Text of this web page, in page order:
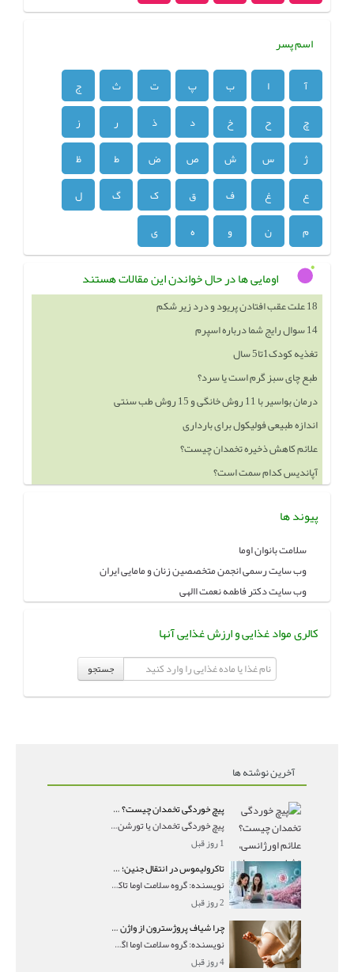
اسم پسر
آ ا ب پ ت ث
ج
چ
ح خ د ذ ر
ز
ژ
س ش ص ض ط
ظ
ع
غ ف ق ک گ
ل
م
ن و ه ی
اومایی ها در حال خواندن این مقالات هستند
14 سوال رایج شما درباره اسپرم
تغذیه کودک1تا5 سال
طبع چای سبز گرم است یا سرد؟
درمان بواسیر با 11 روش خانگی و 15 روش طب سنتی
اندازه طبیعی فولیکول برای بارداری
علائم کاهش ذخیره تخمدان چیست؟
آپاندیس کدام سمت است؟
خوردن چه چيزهايي باعث بزرگ شدن سينه ميشود
پیوند ها
سلامت بانوان اوما
وب سایت رسمی انجمن متخصصین زنان و مامایی ایران
وب سایت دکتر فاطمه نعمت االهی
کالری مواد غذایی و ارزش غذایی آنها
جستجو
آخرین نوشته ها
پیچ خوردگی تخمدان چیست؟ علائم اورژانسی، تشخیص و درمان تورشن تخمدان
پیچ خوردگی تخمدان یا تورشن تخمدان زمانی رخ می‌ده
1 روز قبل
تاکرولیموس در انتقال جنین؛ آیا شانس لانه‌گزینی را افزایش می‌دهد؟
نویسنده: گروه سلامت اوما تاکرولیموس در انتقال جنین
2 روز قبل
چرا شیاف پروژسترون از واژن بیرون می‌ریزد؟ میزان جذب و زمان صحیح مصرف
نویسنده: گروه سلامت اوما اگر بعد از گذاشتن شیاف پر
4 روز قبل